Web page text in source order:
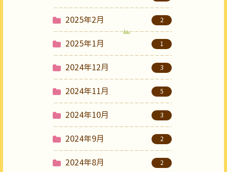
2025年2月 2
2025年1月 1
2024年12月 3
2024年11月 5
2024年10月 3
2024年9月 2
2024年8月 2